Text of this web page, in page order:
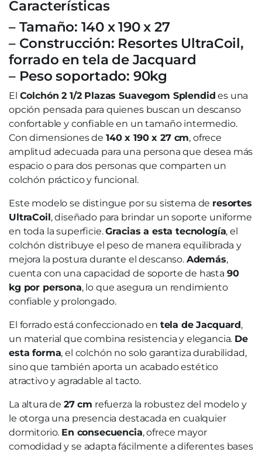
Características
– Tamaño: 140 x 190 x 27
– Construcción: Resortes UltraCoil,
forrado en tela de Jacquard
– Peso soportado: 90kg
El Colchón 2 1/2 Plazas Suavegom Splendid es una
opción pensada para quienes buscan un descanso
confortable y confiable en un tamaño intermedio.
Con dimensiones de 140 x 190 x 27 cm, ofrece
amplitud adecuada para una persona que desea más
espacio o para dos personas que comparten un
colchón práctico y funcional.
Este modelo se distingue por su sistema de resortes
UltraCoil, diseñado para brindar un soporte uniforme
en toda la superficie.Gracias a esta tecnología, el
colchón distribuye el peso de manera equilibrada y
mejora la postura durante el descanso. Además,
cuenta con una capacidad de soporte de hasta 90
kg por persona, lo que asegura un rendimiento
confiable y prolongado.
El forrado está confeccionado en tela de Jacquard,
un material que combina resistencia y elegancia. De
esta forma, el colchón no solo garantiza durabilidad,
sino que también aporta un acabado estético
atractivo y agradable al tacto.
La altura de 27 cm refuerza la robustez del modelo y
le otorga una presencia destacada en cualquier
dormitorio. En consecuencia, ofrece mayor
comodidad y se adapta fácilmente a diferentes bases